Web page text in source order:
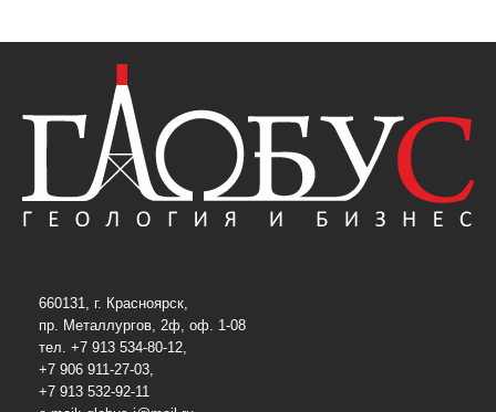
660131, г. Красноярск,
пр. Металлургов, 2ф, оф. 1-08
тел. +7 913 534-80-12,
+7 906 911-27-03,
+7 913 532-92-11